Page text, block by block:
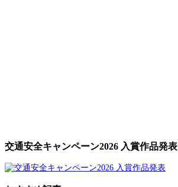
交通安全キャンペーン2026 入賞作品発表